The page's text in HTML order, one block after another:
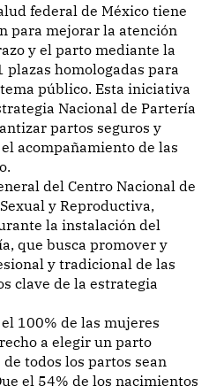
para mejorar la atención
y el parto mediante la
plazas homologadas para
público. Esta iniciativa
Nacional de Partería
partos seguros y
acompañamiento de las
del Centro Nacional de
y Reproductiva,
la instalación del
que busca promover y
y tradicional de las
clave de la estrategia
100% de las mujeres
a elegir un parto
todos los partos sean
el 54% de los nacimientos